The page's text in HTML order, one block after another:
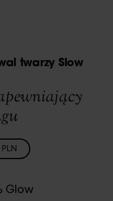
twarzy Slow
Glow